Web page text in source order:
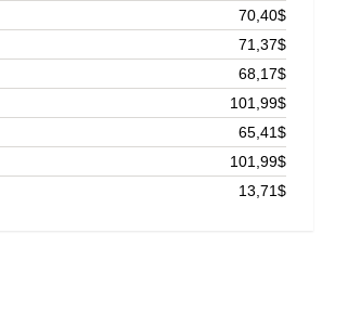
70,40$
71,37$
68,17$
101,99$
65,41$
101,99$
13,71$